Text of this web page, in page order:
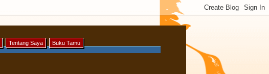
Tentang Saya Buku Tamu